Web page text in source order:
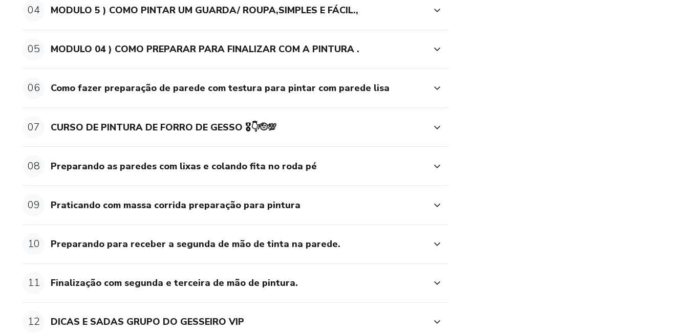
04 MODULO 5 ) COMO PINTAR UM GUARDA/ ROUPA,SIMPLES E FÁCIL.,
05 MODULO 04 ) COMO PREPARAR PARA FINALIZAR COM A PINTURA .
06 Como fazer preparação de parede com testura para pintar com parede lisa
07 CURSO DE PINTURA DE FORRO DE GESSO 🎖️👇🫡💯
08 Preparando as paredes com lixas e colando fita no roda pé
09 Praticando com massa corrida preparação para pintura
10 Preparando para receber a segunda de mão de tinta na parede.
11 Finalização com segunda e terceira de mão de pintura.
12 DICAS E SADAS GRUPO DO GESSEIRO VIP